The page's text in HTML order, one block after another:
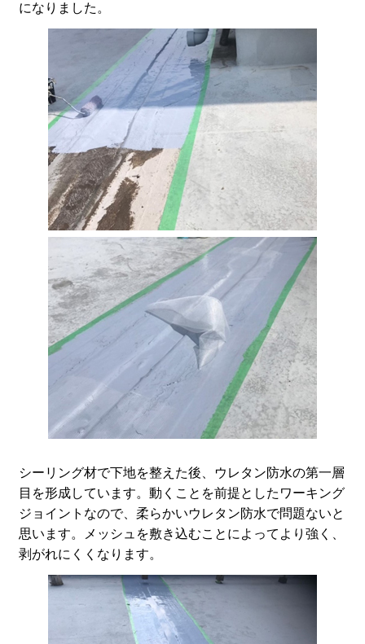
になりました。
シーリング材で下地を整えた後、ウレタン防水の第一層
目を形成しています。動くことを前提としたワーキング
ジョイントなので、柔らかいウレタン防水で問題ないと
思います。メッシュを敷き込むことによってより強く、
剥がれにくくなります。